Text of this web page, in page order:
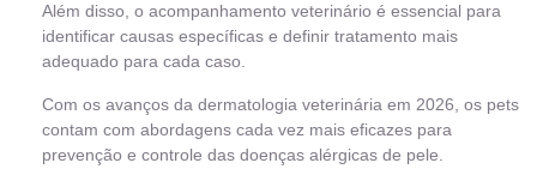
Além disso, o acompanhamento veterinário é essencial para
identificar causas específicas e definir tratamento mais
adequado para cada caso.
Com os avanços da dermatologia veterinária em 2026, os pets
contam com abordagens cada vez mais eficazes para
prevenção e controle das doenças alérgicas de pele.